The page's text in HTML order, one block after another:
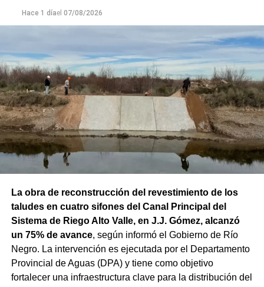
Hace 1 díael 07/08/2026
La obra de reconstrucción del revestimiento de los
taludes en cuatro sifones del Canal Principal del
Sistema de Riego Alto Valle, en J.J. Gómez, alcanzó
un 75% de avance, según informó el Gobierno de Río
Negro. La intervención es ejecutada por el Departamento
Provincial de Aguas (DPA) y tiene como objetivo
fortalecer una infraestructura clave para la distribución del